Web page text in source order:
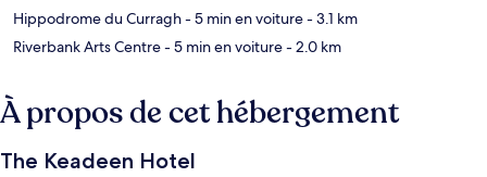
Hippodrome du Curragh- 5 min en voiture- 3.1 km
Riverbank Arts Centre- 5 min en voiture- 2.0 km
À propos de cet hébergement
The Keadeen Hotel